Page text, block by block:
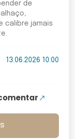
de
calibre jamais
13.06.2026 10:00